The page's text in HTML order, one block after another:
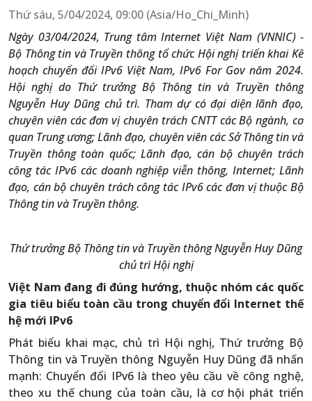
Thứ sáu, 5/04/2024, 09:00 (Asia/Ho_Chi_Minh)
Ngày 03/04/2024, Trung tâm Internet Việt Nam (VNNIC) -
Bộ Thông tin và Truyền thông tổ chức Hội nghị triển khai Kế
hoạch chuyển đổi IPv6 Việt Nam, IPv6 For Gov năm 2024.
Hội nghị do Thứ trưởng Bộ Thông tin và Truyền thông
Nguyễn Huy Dũng chủ trì. Tham dự có đại diện lãnh đạo,
chuyên viên các đơn vị chuyên trách CNTT các Bộ ngành, cơ
quan Trung ương; Lãnh đạo, chuyên viên các Sở Thông tin và
Truyền thông toàn quốc; Lãnh đạo, cán bộ chuyên trách
công tác IPv6 các doanh nghiệp viễn thông, Internet; Lãnh
đạo, cán bộ chuyên trách công tác IPv6 các đơn vị thuộc Bộ
Thông tin và Truyền thông.
Thứ trưởng Bộ Thông tin và Truyền thông Nguyễn Huy Dũng
chủ trì Hội nghị
Việt Nam đang đi đ­­úng hướng, thuộc nhóm các quốc
gia tiêu biểu toàn cầu trong chuyển đổi Internet thế
hệ mới IPv6
Phát biểu khai mạc, chủ trì Hội nghị, Thứ trưởng Bộ
Thông tin và Truyền thông Nguyễn Huy Dũng đã nhấn
mạnh: Chuyển đổi IPv6 là theo yêu cầu về công nghệ,
theo xu thế chung của toàn cầu, là cơ hội phát triển